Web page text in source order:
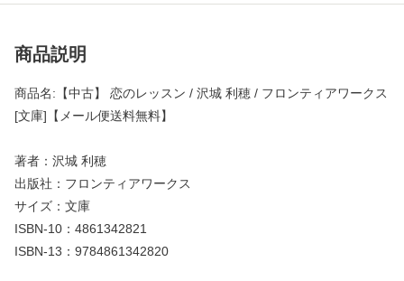
商品説明
商品名:【中古】 恋のレッスン / 沢城 利穂 / フロンティアワークス
[文庫]【メール便送料無料】
著者：沢城 利穂
出版社：フロンティアワークス
サイズ：文庫
ISBN-10：4861342821
ISBN-13：9784861342820